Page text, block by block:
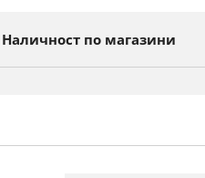
Наличност по магазини